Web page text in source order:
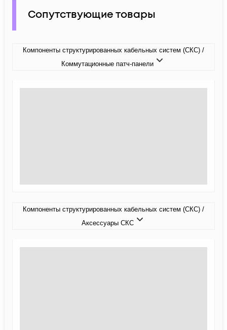
Сопутствующие товары
Компоненты структурированных кабельных систем (СКС) /
Коммутационные патч-панели
Компоненты структурированных кабельных систем (СКС) /
Аксессуары СКС